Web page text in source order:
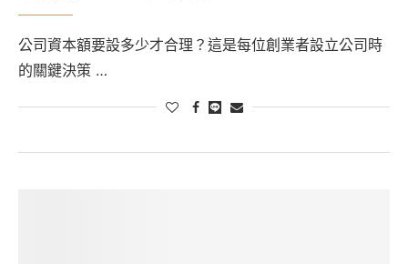
公司資本額要設多少才合理？這是每位創業者設立公司時
的關鍵決策 …